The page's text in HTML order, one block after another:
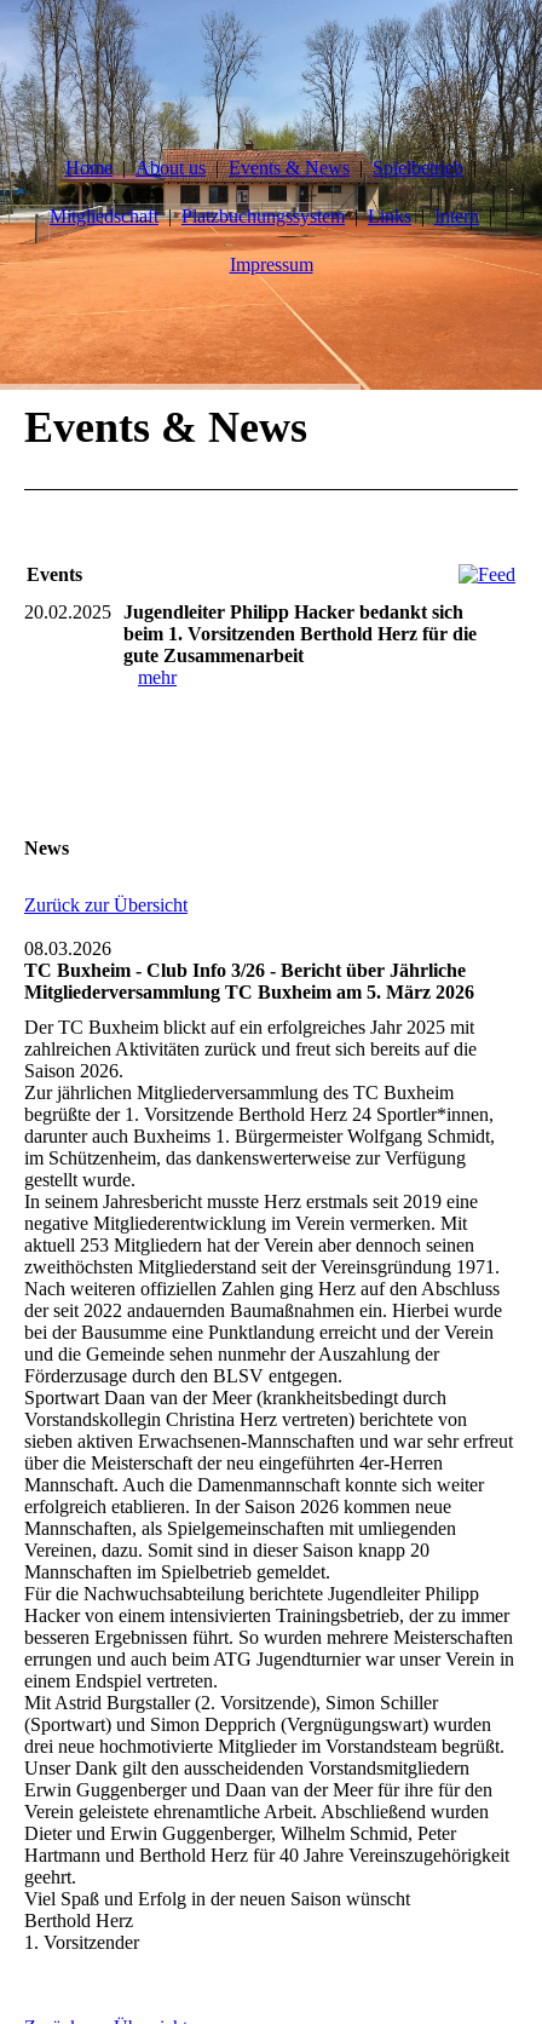
Home About us Events & News Spielbetrieb
Mitgliedschaft Platzbuchungssystem Links Intern
Impressum
Events & News
Events
20.02.2025 Jugendleiter Philipp Hacker bedankt sich
beim 1. Vorsitzenden Berthold Herz für die
gute Zusammenarbeit
mehr
News
Zurück zur Übersicht
08.03.2026
TC Buxheim - Club Info 3/26 - Bericht über Jährliche
Mitgliederversammlung TC Buxheim am 5. März 2026
Der TC Buxheim blickt auf ein erfolgreiches Jahr 2025 mit
zahlreichen Aktivitäten zurück und freut sich bereits auf die
Saison 2026.
Zur jährlichen Mitgliederversammlung des TC Buxheim
begrüßte der 1. Vorsitzende Berthold Herz 24 Sportler*innen,
darunter auch Buxheims 1. Bürgermeister Wolfgang Schmidt,
im Schützenheim, das dankenswerterweise zur Verfügung
gestellt wurde.
In seinem Jahresbericht musste Herz erstmals seit 2019 eine
negative Mitgliederentwicklung im Verein vermerken. Mit
aktuell 253 Mitgliedern hat der Verein aber dennoch seinen
zweithöchsten Mitgliederstand seit der Vereinsgründung 1971.
Nach weiteren offiziellen Zahlen ging Herz auf den Abschluss
der seit 2022 andauernden Baumaßnahmen ein. Hierbei wurde
bei der Bausumme eine Punktlandung erreicht und der Verein
und die Gemeinde sehen nunmehr der Auszahlung der
Förderzusage durch den BLSV entgegen.
Sportwart Daan van der Meer (krankheitsbedingt durch
Vorstandskollegin Christina Herz vertreten) berichtete von
sieben aktiven Erwachsenen-Mannschaften und war sehr erfreut
über die Meisterschaft der neu eingeführten 4er-Herren
Mannschaft. Auch die Damenmannschaft konnte sich weiter
erfolgreich etablieren. In der Saison 2026 kommen neue
Mannschaften, als Spielgemeinschaften mit umliegenden
Vereinen, dazu. Somit sind in dieser Saison knapp 20
Mannschaften im Spielbetrieb gemeldet.
Für die Nachwuchsabteilung berichtete Jugendleiter Philipp
Hacker von einem intensivierten Trainingsbetrieb, der zu immer
besseren Ergebnissen führt. So wurden mehrere Meisterschaften
errungen und auch beim ATG Jugendturnier war unser Verein in
einem Endspiel vertreten.
Mit Astrid Burgstaller (2. Vorsitzende), Simon Schiller
(Sportwart) und Simon Depprich (Vergnügungswart) wurden
drei neue hochmotivierte Mitglieder im Vorstandsteam begrüßt.
Unser Dank gilt den ausscheidenden Vorstandsmitgliedern
Erwin Guggenberger und Daan van der Meer für ihre für den
Verein geleistete ehrenamtliche Arbeit. Abschließend wurden
Dieter und Erwin Guggenberger, Wilhelm Schmid, Peter
Hartmann und Berthold Herz für 40 Jahre Vereinszugehörigkeit
geehrt.
Viel Spaß und Erfolg in der neuen Saison wünscht
Berthold Herz
1. Vorsitzender